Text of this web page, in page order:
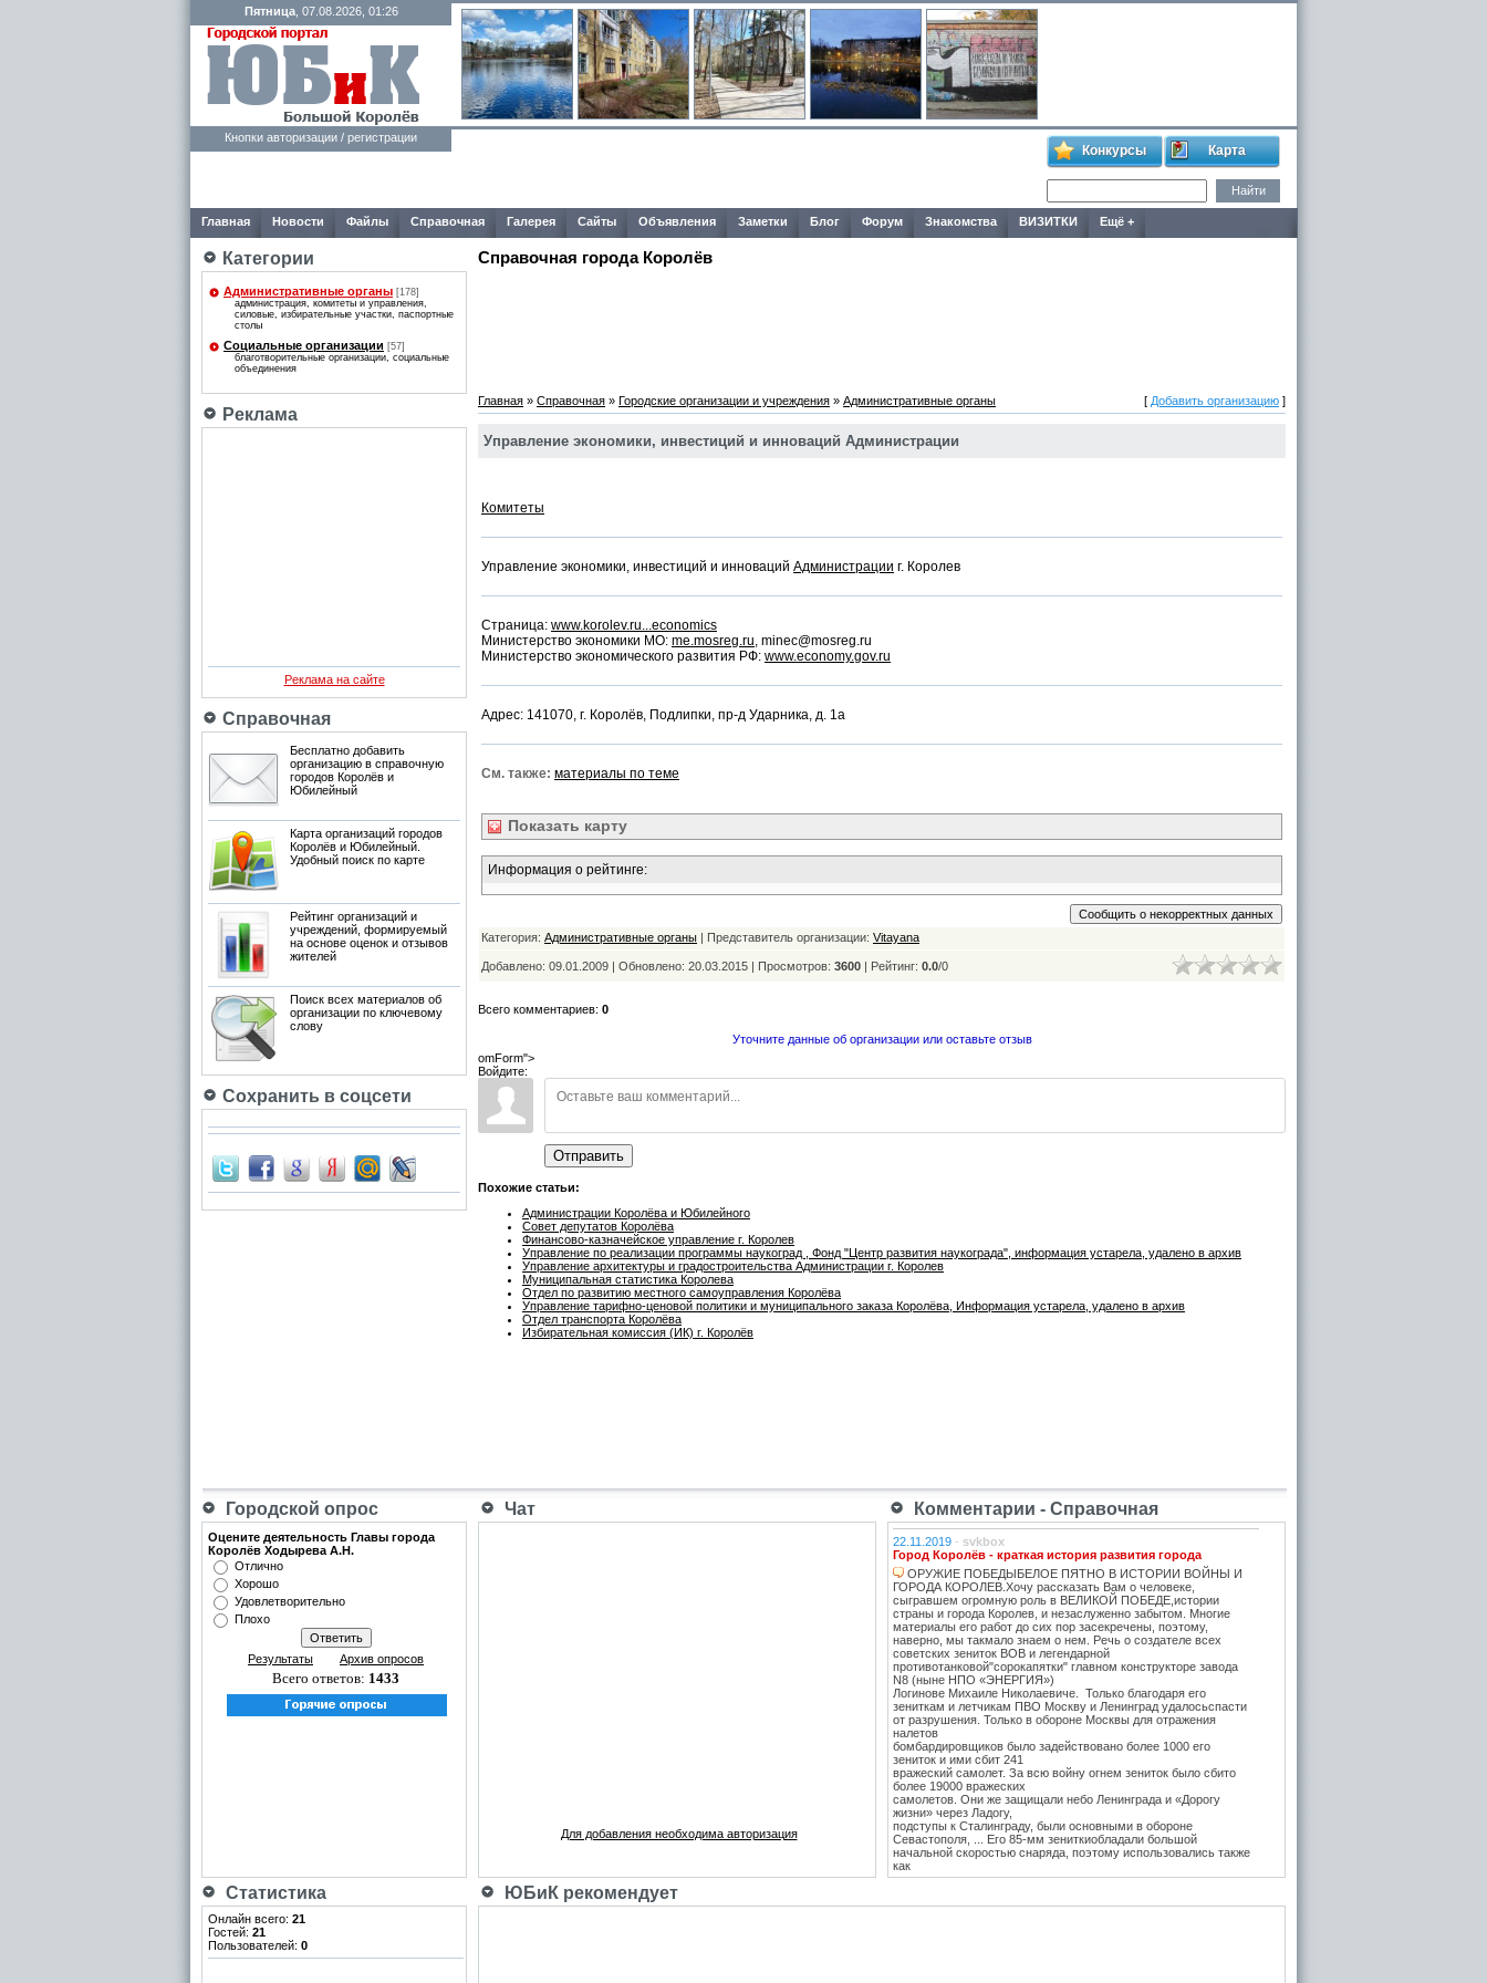
Пятница, 07.08.2026, 01:26
Кнопки авторизации / регистрации
Конкурсы Карта
Главная Новости Файлы Справочная Галерея Сайты Объявления Заметки Блог Форум Знакомства ВИЗИТКИ Ещё +
Категории
Административные органы [178]
администрация, комитеты и управления,
силовые, избирательные участки, паспортные
столы
Социальные организации [57]
благотворительные организации, социальные
объединения
Реклама
Реклама на сайте
Справочная
Бесплатно добавить
организацию в справочную
городов Королёв и
Юбилейный
Карта организаций городов
Королёв и Юбилейный.
Удобный поиск по карте
Рейтинг организаций и
учреждений, формируемый
на основе оценок и отзывов
жителей
Поиск всех материалов об
организации по ключевому
слову
Сохранить в соцсети
Справочная города Королёв
Главная » Справочная » Городские организации и учреждения » Административные органы [ Добавить организацию ]
Управление экономики, инвестиций и инноваций Администрации
Комитеты
Управление экономики, инвестиций и инноваций Администрации г. Королев
Страница: www.korolev.ru...economics
Министерство экономики МО: me.mosreg.ru, minec@mosreg.ru
Министерство экономического развития РФ: www.economy.gov.ru
Адрес: 141070, г. Королёв, Подлипки, пр-д Ударника, д. 1а
См. также: материалы по теме
Показать карту
Информация о рейтинге:
Категория: Административные органы | Представитель организации: Vitayana
Добавлено: 09.01.2009 | Обновлено: 20.03.2015 | Просмотров: 3600 | Рейтинг: 0.0/0
Всего комментариев: 0
Уточните данные об организации или оставьте отзыв
omForm">
Войдите:
Отправить
Похожие статьи:
Администрации Королёва и Юбилейного
Совет депутатов Королёва
Финансово-казначейское управление г. Королев
Управление по реализации программы наукоград , Фонд "Центр развития наукограда", информация устарела, удалено в архив
Управление архитектуры и градостроительства Администрации г. Королев
Муниципальная статистика Королева
Отдел по развитию местного самоуправления Королёва
Управление тарифно-ценовой политики и муниципального заказа Королёва, Информация устарела, удалено в архив
Отдел транспорта Королёва
Избирательная комиссия (ИК) г. Королёв
Городской опрос Чат Комментарии - Справочная
Оцените деятельность Главы города
Королёв Ходырева А.Н.
Отлично
Хорошо
Удовлетворительно
Плохо
Результаты Архив опросов
Всего ответов: 1433
Для добавления необходима авторизация
22.11.2019 - svkbox
Город Королёв - краткая история развития города
ОРУЖИЕ ПОБЕДЫБЕЛОЕ ПЯТНО В ИСТОРИИ ВОЙНЫ И
ГОРОДА КОРОЛЕВ.Хочу рассказать Вам о человеке,
сыгравшем огромную роль в ВЕЛИКОЙ ПОБЕДЕ,истории
страны и города Королев, и незаслуженно забытом. Многие
материалы его работ до сих пор засекречены, поэтому,
наверно, мы такмало знаем о нем. Речь о создателе всех
советских зениток ВОВ и легендарной
противотанковой"сорокапятки" главном конструкторе завода
N8 (ныне НПО «ЭНЕРГИЯ»)
Логинове Михаиле Николаевиче. Только благодаря его
зениткам и летчикам ПВО Москву и Ленинград удалосьспасти
от разрушения. Только в обороне Москвы для отражения
налетов
бомбардировщиков было задействовано более 1000 его
зениток и ими сбит 241
вражеский самолет. За всю войну огнем зениток было сбито
более 19000 вражеских
самолетов. Они же защищали небо Ленинграда и «Дорогу
жизни» через Ладогу,
подступы к Сталинграду, были основными в обороне
Севастополя, ... Его 85-мм зениткиобладали большой
начальной скоростью снаряда, поэтому использовались также
как
противотанковые, на прямую наводку для борьбы с тяжёлыми
Пантера. С 1943 года после Курской битвы и испытательных
Статистика ЮБиК рекомендует
Онлайн всего: 21
Гостей: 21
Пользователей: 0